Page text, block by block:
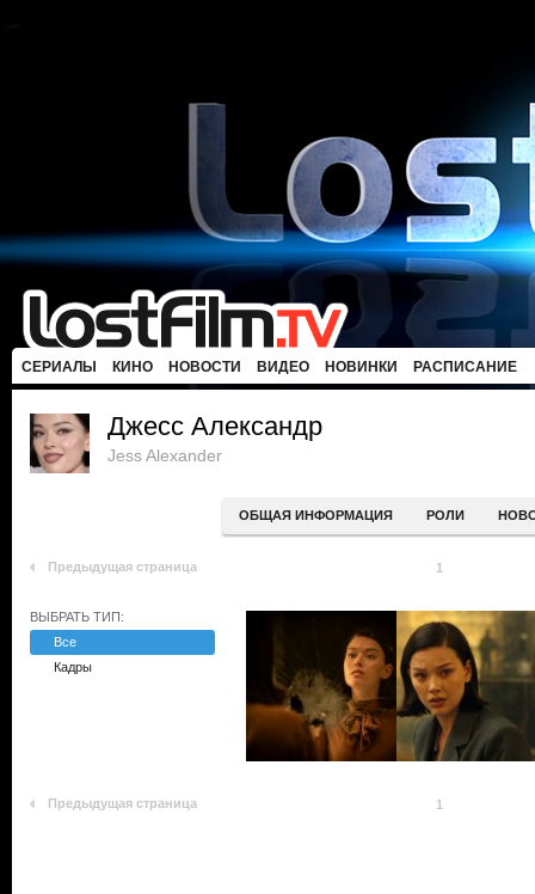
СЕРИАЛЫ КИНО НОВОСТИ ВИДЕО НОВИНКИ РАСПИСАНИЕ
Джесс Александр
Jess Alexander
ОБЩАЯ ИНФОРМАЦИЯ РОЛИ
Предыдущая страница 1
ВЫБРАТЬ ТИП:
Все
Кадры
Предыдущая страница 1